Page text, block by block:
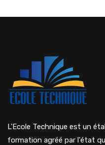
L'Ecole Technique est un
formation agréé par l'état